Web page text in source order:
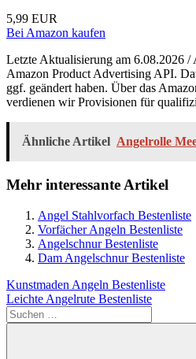
5,99 EUR
Bei Amazon kaufen
Letzte Aktualisierung am 6.08.2026
Amazon Product Advertising API.
ggf. geändert haben. Über das
verdienen wir Provisionen für
Ähnliche Artikel Angelrolle
Mehr interessante Artikel
Angel Stahlvorfach Bestenliste
Vorfächer Angeln Bestenliste
Angelschnur Bestenliste
Dam Angelschnur Bestenliste
Beitragsnavigation
Vorheriger
Beitrag:
Kunstmaden Angeln Bestenliste
Nächster
Beitrag:
Leichte Angelrute Bestenliste
Suchen
nach: